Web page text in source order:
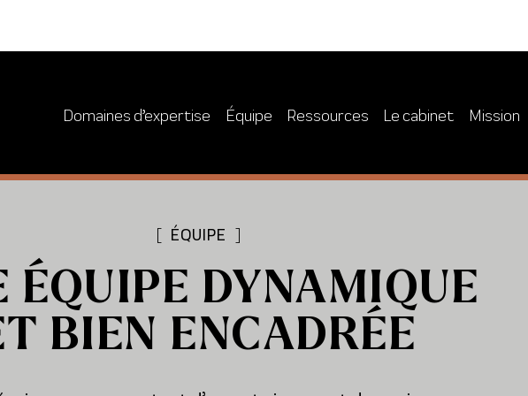
Domaines d’expertise Équipe Ressources Le cabinet Mission
[ ÉQUIPE ]
ÉQUIPE DYNAMIQUE
BIEN ENCADRÉE